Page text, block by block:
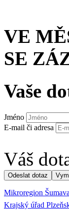
VE
SE
Vaše
Jméno
E-mail či adresa
Váš
Mikroregion
Krajský úřad